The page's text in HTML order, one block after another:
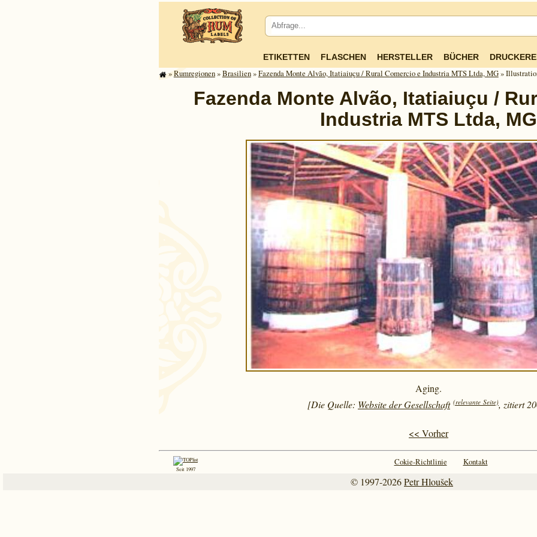
ETIKETTEN FLASCHEN HERSTELLER BÜCHER
»Rum­re­gi­o­nen»Brasilien»Fazenda Monte Alvão, Itatiaiuçu / Rural Comercio e Industria MTS Ltda, MG»
Fazenda Monte Alvão, Itatiaiuçu /
Industria MTS Ltda, MG
Aging.
[Die Quelle: Website der Gesellschaft (relevante Seite), zitiert
<< Vorher
Seit 1997
Cokie-Richtlinie Kontakt
© 1997-2026Petr Hloušek